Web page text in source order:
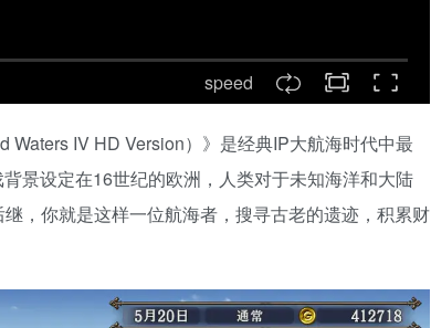
speed
IV HD Version）》是经典IP大航海时代中最
景设定在16世纪的欧洲，人类对于未知海洋和大陆
，你就是这样一位航海者，搜寻古老的遗迹，积累财